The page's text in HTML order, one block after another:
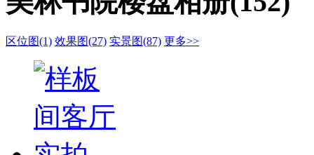
区位图(1) 效果图(27) 实景图(87) 更多>>